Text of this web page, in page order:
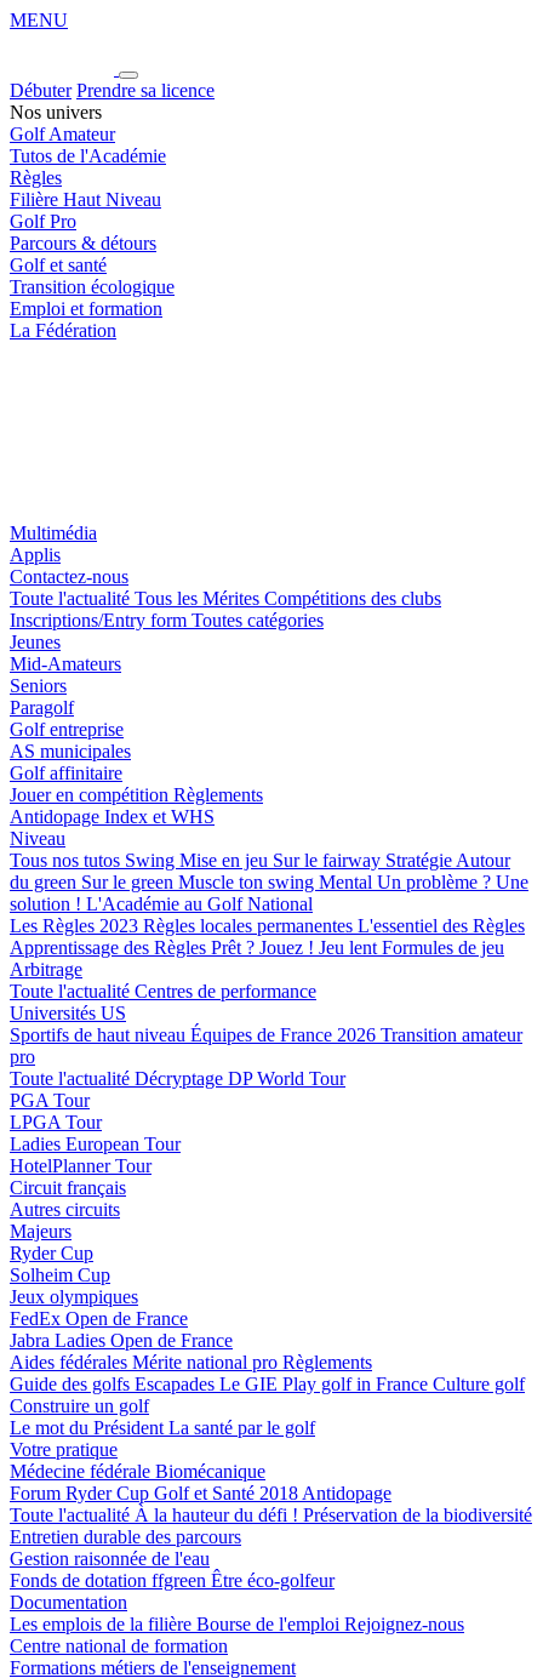
MENU
Débuter Prendre sa licence
Nos univers
Golf Amateur
Tutos de l'Académie
Règles
Filière Haut Niveau
Golf Pro
Parcours & détours
Golf et santé
Transition écologique
Emploi et formation
La Fédération
Multimédia
Applis
Contactez-nous
Toute l'actualité Tous les Mérites Compétitions des clubs
Inscriptions/Entry form Toutes catégories
Jeunes
Mid-Amateurs
Seniors
Paragolf
Golf entreprise
AS municipales
Golf affinitaire
Jouer en compétition Règlements
Antidopage Index et WHS
Niveau
Tous nos tutos Swing Mise en jeu Sur le fairway Stratégie Autour
du green Sur le green Muscle ton swing Mental Un problème ? Une
solution ! L'Académie au Golf National
Les Règles 2023 Règles locales permanentes L'essentiel des Règles
Apprentissage des Règles Prêt ? Jouez ! Jeu lent Formules de jeu
Arbitrage
Toute l'actualité Centres de performance
Universités US
Sportifs de haut niveau Équipes de France 2026 Transition amateur
pro
Toute l'actualité Décryptage DP World Tour
PGA Tour
LPGA Tour
Ladies European Tour
HotelPlanner Tour
Circuit français
Autres circuits
Majeurs
Ryder Cup
Solheim Cup
Jeux olympiques
FedEx Open de France
Jabra Ladies Open de France
Aides fédérales Mérite national pro Règlements
Guide des golfs Escapades Le GIE Play golf in France Culture golf
Construire un golf
Le mot du Président La santé par le golf
Votre pratique
Médecine fédérale Biomécanique
Forum Ryder Cup Golf et Santé 2018 Antidopage
Toute l'actualité À la hauteur du défi ! Préservation de la biodiversité
Entretien durable des parcours
Gestion raisonnée de l'eau
Fonds de dotation ffgreen Être éco-golfeur
Documentation
Les emplois de la filière Bourse de l'emploi Rejoignez-nous
Centre national de formation
Formations métiers de l'enseignement